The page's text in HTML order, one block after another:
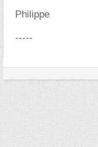
Philippe
-----